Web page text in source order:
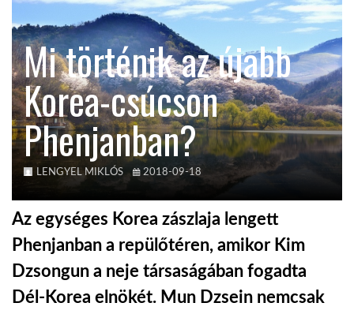
KÖZEL-KELET
AUSZTRÁLIA
A VILÁG ITTHON
GLOBOTV BP
Mi történik az újabb
Korea-csúcson
Phenjanban?
LENGYEL MIKLÓS 2018-09-18
Az egységes Korea zászlaja lengett
Phenjanban a repülőtéren, amikor Kim
Dzsongun a neje társaságában fogadta
Dél-Korea elnökét. Mun Dzsein nemcsak